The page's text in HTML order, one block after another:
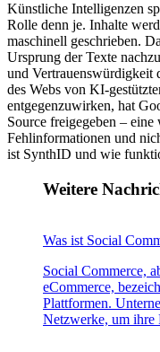
Künstliche Intelligenzen
Rolle denn je. Inhalte
maschinell geschrieben.
Ursprung der Texte
und Vertrauenswürdigkeit
des Webs von KI-
entgegenzuwirken, hat
Source freigegeben –
Fehlinformationen und
ist SynthID und wie
Weitere
Was ist Social
Social Commerce,
eCommerce,
Plattformen.
Netzwerke, um